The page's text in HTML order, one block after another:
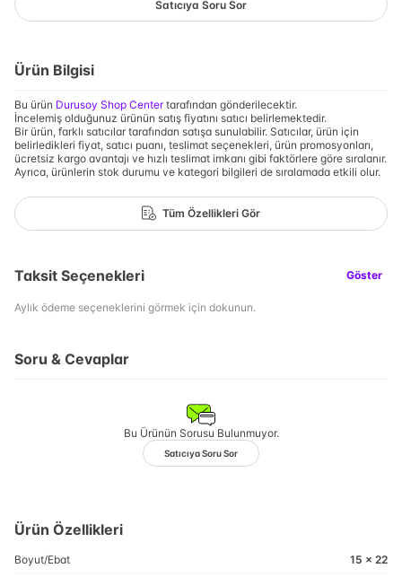
Satıcıya Soru Sor
Ürün Bilgisi
Bu ürün Durusoy Shop Centertarafından gönderilecektir.
İncelemiş olduğunuz ürünün satış fiyatını satıcı belirlemektedir.
Bir ürün, farklı satıcılar tarafından satışa sunulabilir. Satıcılar, ürün için
belirledikleri fiyat, satıcı puanı, teslimat seçenekleri, ürün promosyonları,
ücretsiz kargo avantajı ve hızlı teslimat imkanı gibi faktörlere göre sıralanır.
Ayrıca, ürünlerin stok durumu ve kategori bilgileri de sıralamada etkili olur.
Tüm Özellikleri Gör
Taksit Seçenekleri Göster
Aylık ödeme seçeneklerini görmek için dokunun.
Soru & Cevaplar
Bu Ürünün Sorusu Bulunmuyor.
Satıcıya Soru Sor
Ürün Özellikleri
Boyut/Ebat 15 x 22